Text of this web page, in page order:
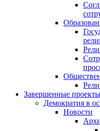
Завершенные проекты
Демократия в
Новости